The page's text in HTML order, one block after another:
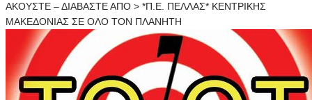
ΑΚΟΥΣΤΕ – ΔΙΑΒΑΣΤΕ ΑΠΟ > *Π.Ε. ΠΕΛΛΑΣ* ΚΕΝΤΡΙΚΗΣ
ΜΑΚΕΔΟΝΙΑΣ ΣΕ ΟΛΟ ΤΟΝ ΠΛΑΝΗΤΗ